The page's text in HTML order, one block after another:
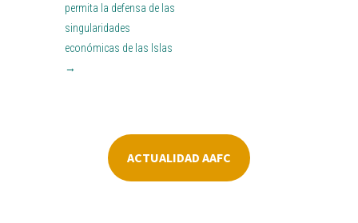
permita la defensa de las
singularidades
económicas de las Islas
→
ACTUALIDAD AAFC